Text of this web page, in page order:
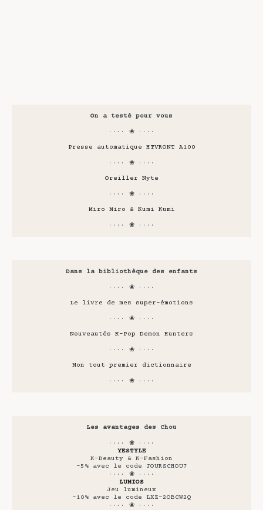
On a testé pour vous
···· ❀ ····
Presse automatique HTVRONT A100
···· ❀ ····
Oreiller Nyte
···· ❀ ····
Miro Miro & Kumi Kumi
···· ❀ ····
Dans la bibliothèque des enfants
···· ❀ ····
Le livre de mes super-émotions
···· ❀ ····
Nouveautés K-Pop Demon Hunters
···· ❀ ····
Mon tout premier dictionnaire
···· ❀ ····
Les avantages des Chou
···· ❀ ····
YESTYLE
K-Beauty & K-Fashion
-5% avec le code JOURSCHOU7
···· ❀ ····
LUMIOS
Jeu lumineux
-10% avec le code LXZ-2OBCW2Q
···· ❀ ····